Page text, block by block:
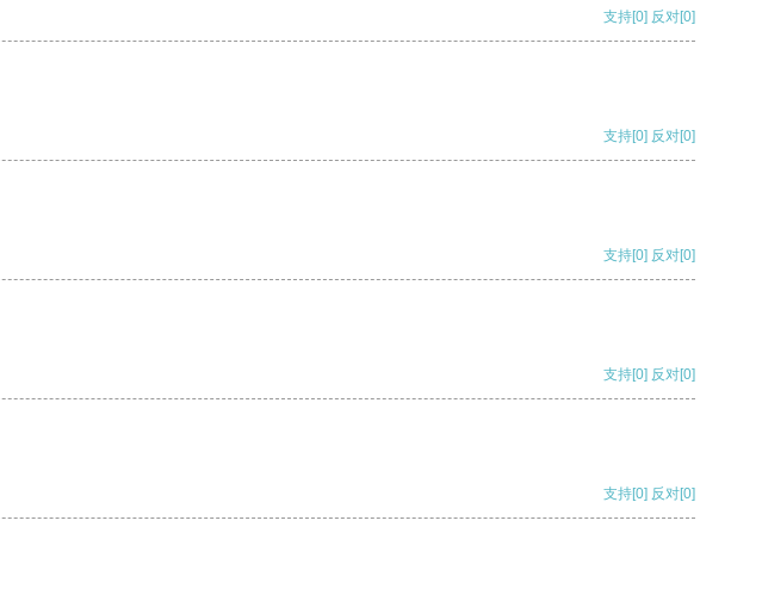
支持[0] 反对[0]
支持[0] 反对[0]
支持[0] 反对[0]
支持[0] 反对[0]
支持[0] 反对[0]